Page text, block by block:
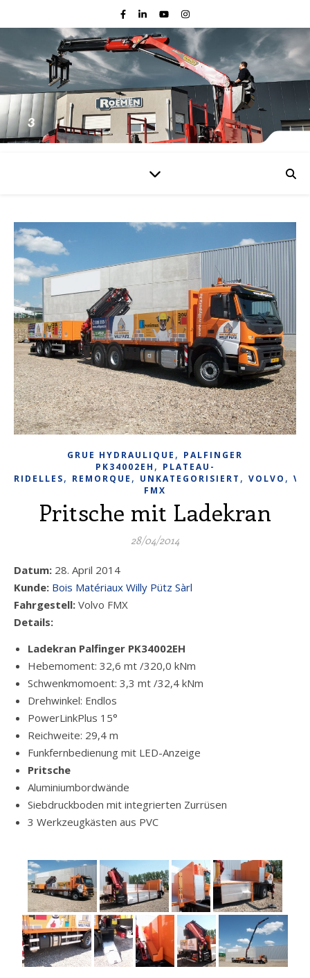
GRUE HYDRAULIQUE , PALFINGER
PK34002EH , PLATEAU-
RIDELLES, REMORQUE , UNKATEGORISIERT , VOLVO ,
FMX
Pritsche mit Ladekran
28/04/2014
Datum: 28. April 2014
Kunde: Bois Matériaux Willy Pütz Sàrl
Fahrgestell: Volvo FMX
Details:
Ladekran Palfinger PK34002EH
Hebemoment: 32,6 mt /320,0 kNm
Schwenkmomoent: 3,3 mt /32,4 kNm
Drehwinkel: Endlos
PowerLinkPlus 15°
Reichweite: 29,4 m
Funkfernbedienung mit LED-Anzeige
Pritsche
Aluminiumbordwände
Siebdruckboden mit integrierten Zurrüsen
3 Werkzeugkästen aus PVC